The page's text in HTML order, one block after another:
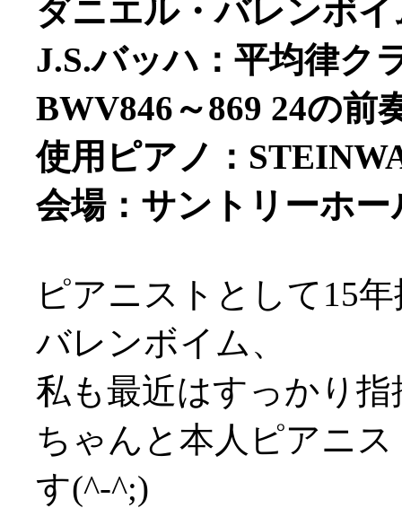
ダニエル・バレンボ
J.S.バッハ：平均律ク
BWV846～869 24の前
使用ピアノ：
会場：サントリーホー
ピアニストとして15
バレンボイム、
私も最近はすっかり
ちゃんと本人ピアニ
す(^-^;)